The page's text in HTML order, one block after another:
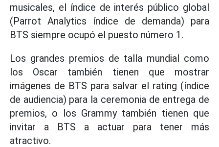
musicales, el índice de interés público global
(Parrot Analytics índice de demanda) para
BTS siempre ocupó el puesto número 1.
Los grandes premios de talla mundial como
los Oscar también tienen que mostrar
imágenes de BTS para salvar el rating (índice
de audiencia) para la ceremonia de entrega de
premios, o los Grammy también tienen que
invitar a BTS a actuar para tener más
atractivo.